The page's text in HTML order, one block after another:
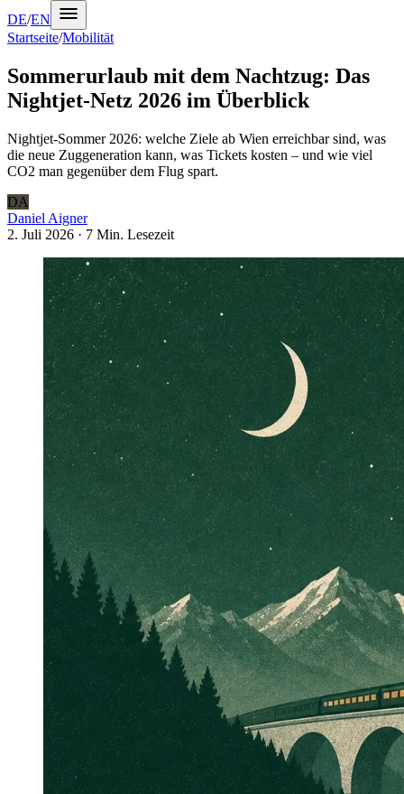
DE/EN
Startseite/Mobilität
Sommerurlaub mit dem Nachtzug: Das
Nightjet-Netz 2026 im Überblick
Nightjet-Sommer 2026: welche Ziele ab Wien erreichbar sind, was
die neue Zuggeneration kann, was Tickets kosten – und wie viel
CO2 man gegenüber dem Flug spart.
DA
Daniel Aigner
2. Juli 2026 · 7 Min. Lesezeit